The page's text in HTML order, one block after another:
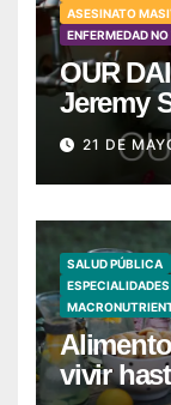
ASESINATO
ENFERMEDAD
OUR
Jeremy
21 DE
SALUD PÚBLICA
vivir